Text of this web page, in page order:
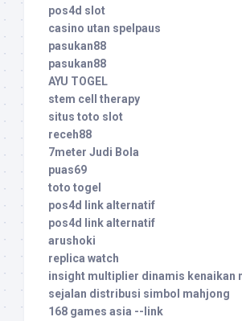
pos4d slot
casino utan spelpaus
pasukan88
pasukan88
AYU TOGEL
stem cell therapy
situs toto slot
receh88
7meter Judi Bola
puas69
toto togel
pos4d link alternatif
pos4d link alternatif
arushoki
replica watch
insight multiplier dinamis kenaikan
sejalan distribusi simbol mahjong
168 games asia --link